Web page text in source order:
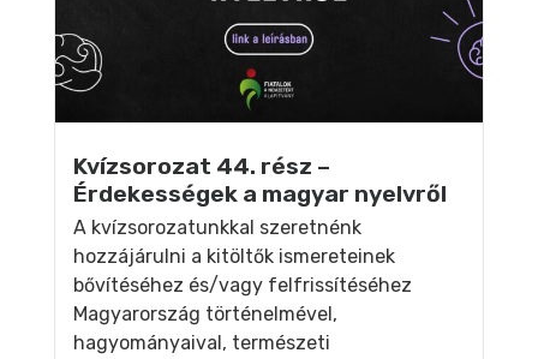
Kvízsorozat 44. rész –
Érdekességek a magyar nyelvről
A kvízsorozatunkkal szeretnénk
hozzájárulni a kitöltők ismereteinek
bővítéséhez és/vagy felfrissítéséhez
Magyarország történelmével,
hagyományaival, természeti